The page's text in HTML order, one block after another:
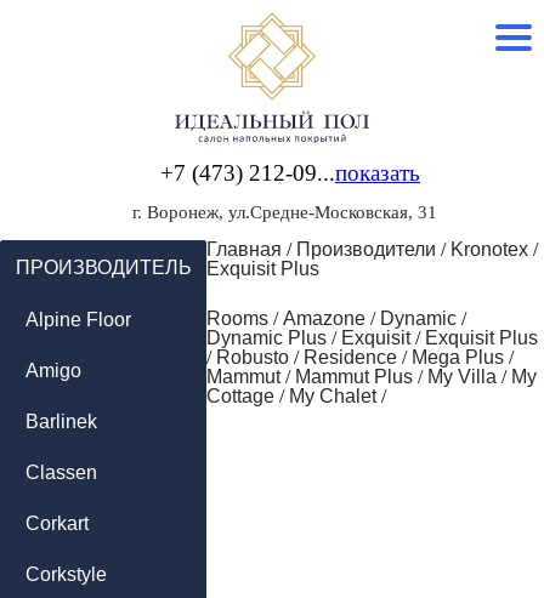
+7 (473) 212-09...показать
г. Воронеж, ул.Средне-Московская, 31
ПРОИЗВОДИТЕЛЬ
Alpine Floor
Amigo
Barlinek
Classen
Corkart
Corkstyle
Главная / Производители / Kronotex /
Exquisit Plus
Rooms /Amazone / Dynamic /
Dynamic Plus / Exquisit/ Exquisit Plus
/ Robusto / Residence / Mega Plus /
Mammut/ Mammut Plus / My Villa / My
Cottage / My Chalet/